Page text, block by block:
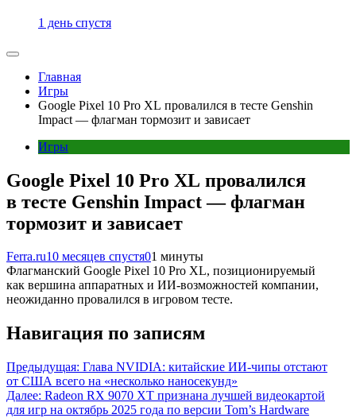
1 день спустя
Главная
Игры
Google Pixel 10 Pro XL провалился в тесте Genshin
Impact — флагман тормозит и зависает
Игры
Google Pixel 10 Pro XL провалился
в тесте Genshin Impact — флагман
тормозит и зависает
Ferra.ru10 месяцев спустя01 минуты
Флагманский Google Pixel 10 Pro XL, позиционируемый
как вершина аппаратных и ИИ-возможностей компании,
неожиданно провалился в игровом тесте.
Навигация по записям
Предыдущая: Глава NVIDIA: китайские ИИ-чипы отстают
от США всего на «несколько наносекунд»
Далее: Radeon RX 9070 XT признана лучшей видеокартой
для игр на октябрь 2025 года по версии Tom’s Hardware